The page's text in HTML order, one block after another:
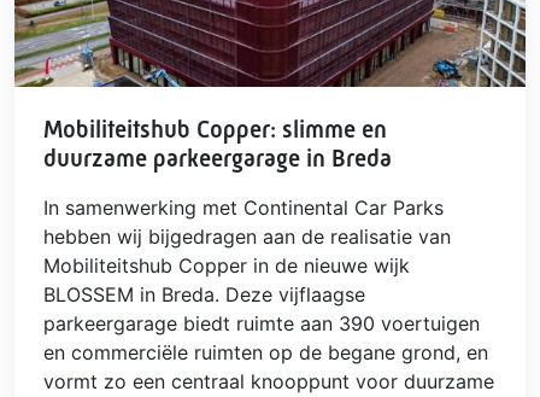
Mobiliteitshub Copper: slimme en
duurzame parkeergarage in Breda
In samenwerking met Continental Car Parks
hebben wij bijgedragen aan de realisatie van
Mobiliteitshub Copper in de nieuwe wijk
BLOSSEM in Breda. Deze vijflaagse
parkeergarage biedt ruimte aan 390 voertuigen
en commerciële ruimten op de begane grond, en
vormt zo een centraal knooppunt voor duurzame